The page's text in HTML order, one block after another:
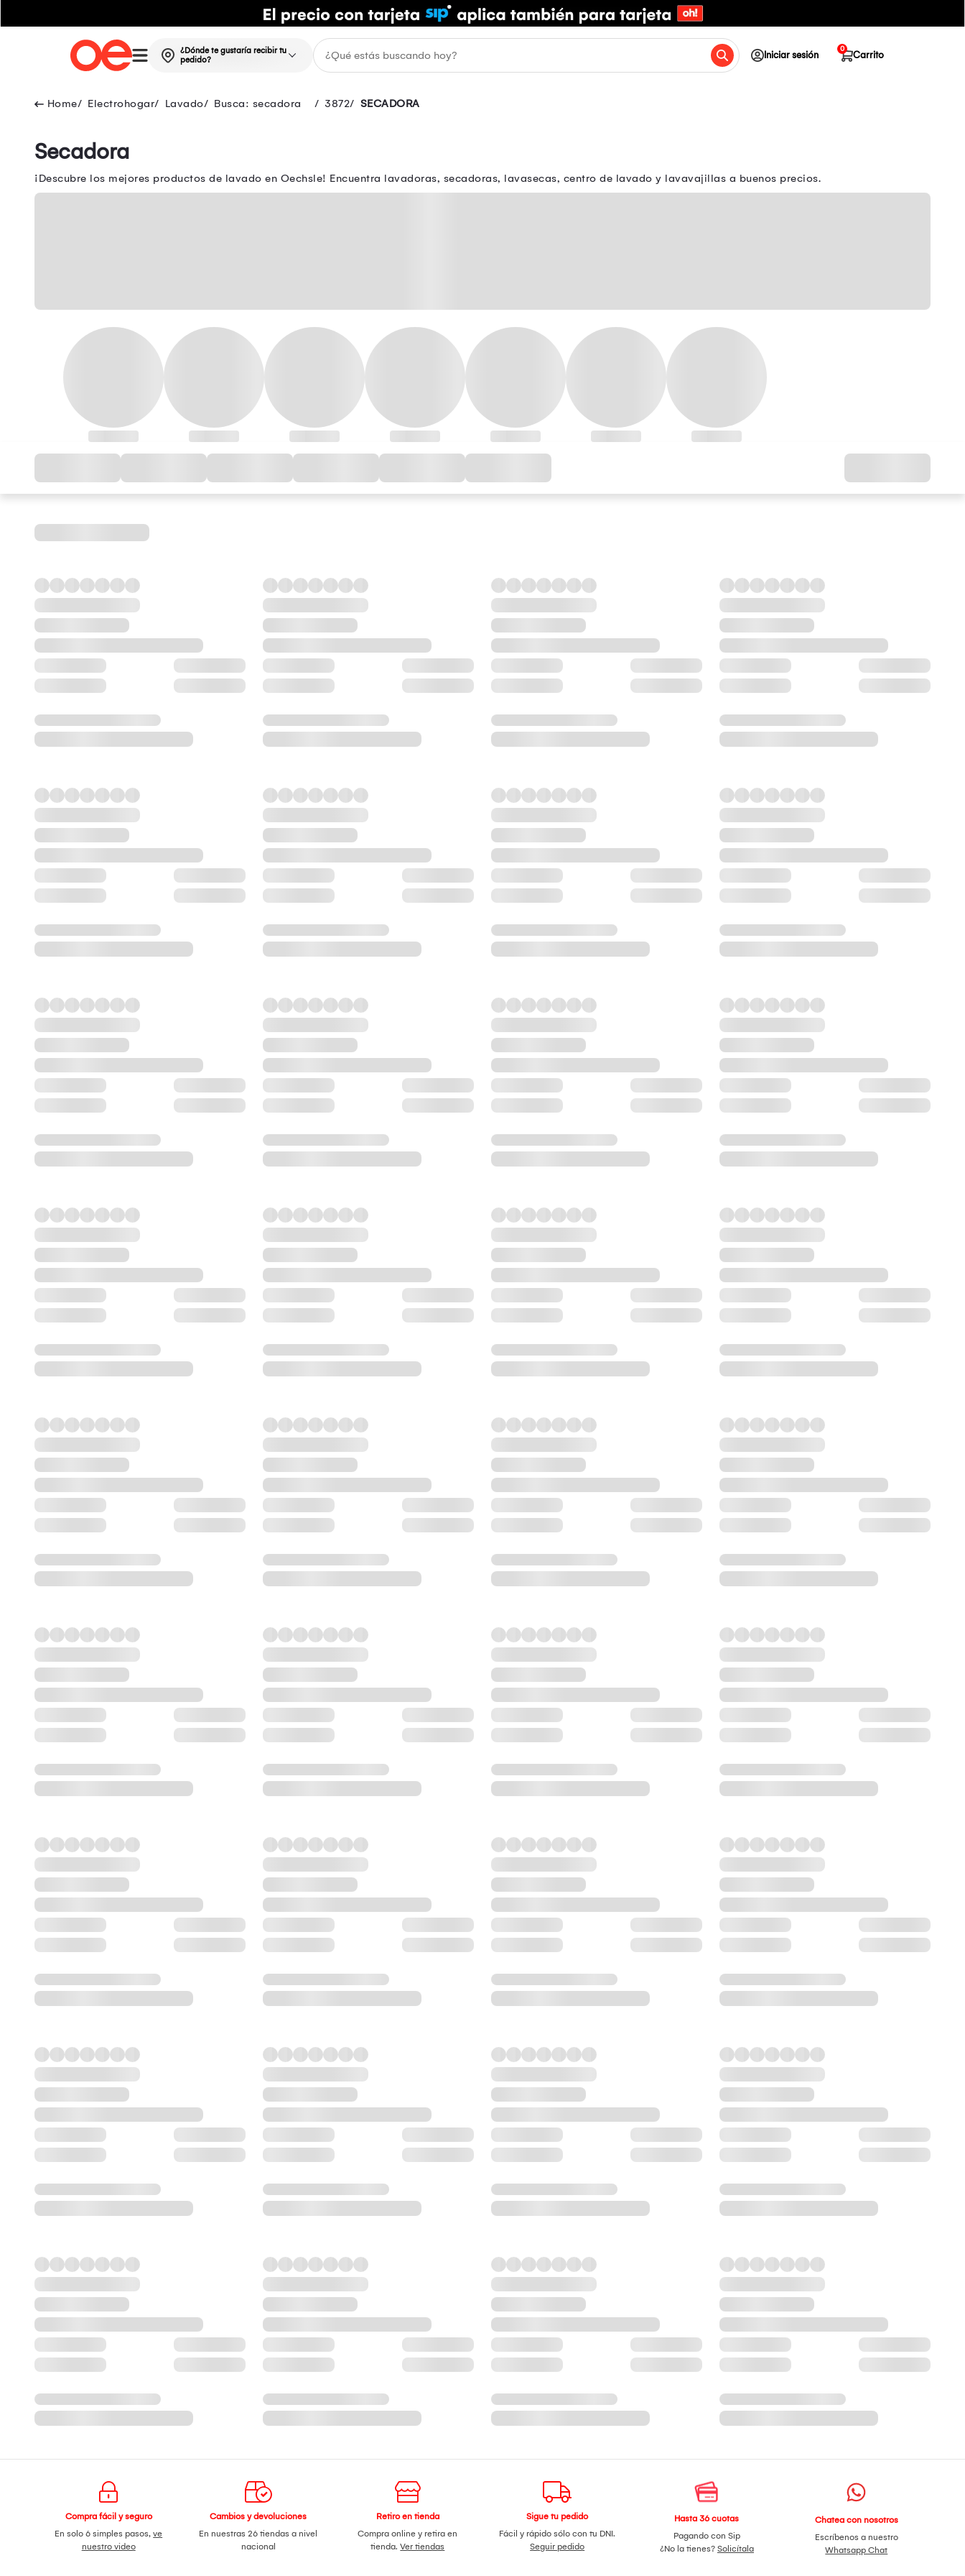
¿Dónde te gustaría recibir tu
pedido?
Iniciar sesión Carrito
0
Electrohogar Lavado Busca: secadora 3872 SECADORA
Secadora
¡Descubre los mejores productos de lavado en Oechsle! Encuentra lavadoras, secadoras, lavasecas, centro de lavado y lavavajillas a buenos precios.
Compra fácil y seguro
En solo 6 simples pasos,ve
nuestro video
Cambios y devoluciones
En nuestras 26 tiendas a nivel
nacional
Retiro en tienda
Compra online y retira en
tienda.Ver tiendas
Sigue tu pedido
Fácil y rápido sólo con tu DNI.
Seguir pedido
Hasta 36 cuotas
Pagando con Sip
¿No la tienes? Solicítala
Chatea con nosotros
Escríbenos a nuestro
Whatsapp Chat